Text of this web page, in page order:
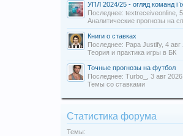
Последнее: textreceiveonline, 5
Книги о ставках
Последнее: Papa Justify, 4 авг
Теория и практика игры в БК
Точные прогнозы на футбол
Последнее: Turbo_, 3 авг
Темы со ставками
Статистика форума
Темы: